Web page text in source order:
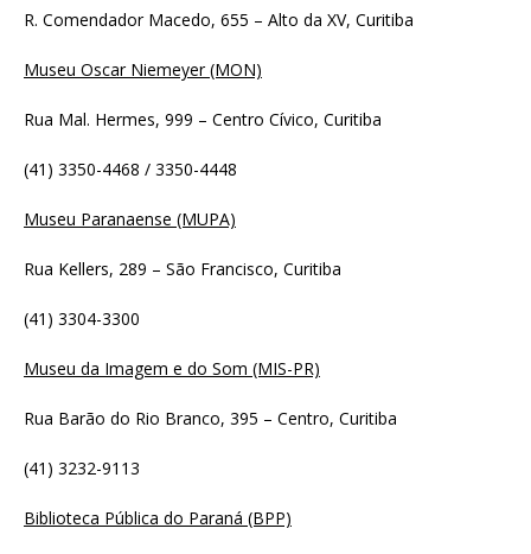
R. Comendador Macedo, 655 – Alto da XV, Curitiba
Museu Oscar Niemeyer (MON)
Rua Mal. Hermes, 999 – Centro Cívico, Curitiba
(41) 3350-4468 / 3350-4448
Museu Paranaense (MUPA)
Rua Kellers, 289 – São Francisco, Curitiba
(41) 3304-3300
Museu da Imagem e do Som (MIS-PR)
Rua Barão do Rio Branco, 395 – Centro, Curitiba
(41) 3232-9113
Biblioteca Pública do Paraná (BPP)